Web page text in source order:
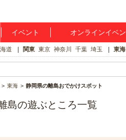
イベント オンラインイベン
道 関東 東京 神奈川 千葉 埼玉 東海
東海 静岡県の離島おでかけスポット
島の遊ぶところ一覧